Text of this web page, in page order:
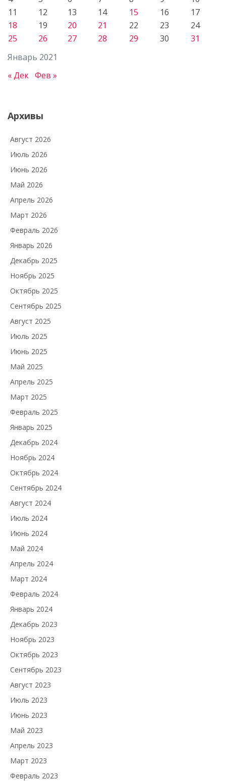
Январь 2021
11
12 13 14 15 16
17
18
19 20 21 22 23
24
25
26 27 28 29 30 31
« Дек Фев »
Архивы
Август 2026
Июль 2026
Июнь 2026
Май 2026
Апрель 2026
Март 2026
Февраль 2026
Январь 2026
Декабрь 2025
Ноябрь 2025
Октябрь 2025
Сентябрь 2025
Август 2025
Июль 2025
Июнь 2025
Май 2025
Апрель 2025
Март 2025
Февраль 2025
Январь 2025
Декабрь 2024
Ноябрь 2024
Октябрь 2024
Сентябрь 2024
Август 2024
Июль 2024
Июнь 2024
Май 2024
Апрель 2024
Март 2024
Февраль 2024
Январь 2024
Декабрь 2023
Ноябрь 2023
Октябрь 2023
Сентябрь 2023
Август 2023
Июль 2023
Июнь 2023
Май 2023
Апрель 2023
Март 2023
Февраль 2023